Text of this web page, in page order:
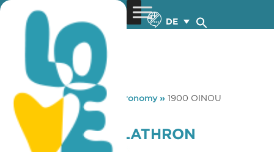
DE
You are here: Home »Gastronomy» 1900 OINOU
MELATHRON
1900 OINOU MELATHRON